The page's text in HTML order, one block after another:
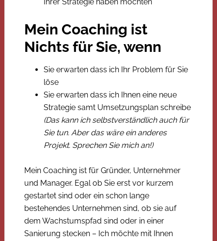
Mein Coaching ist
Nichts für Sie, wenn
Sie erwarten dass ich Ihr Problem für Sie
löse
Sie erwarten dass ich Ihnen eine neue
Strategie samt Umsetzungsplan schreibe
(Das kann ich selbstverständlich auch für
Sie tun. Aber das wäre ein anderes
Projekt. Sprechen Sie mich an!)
Mein Coaching ist für Gründer, Unternehmer
und Manager. Egal ob Sie erst vor kurzem
gestartet sind oder ein schon lange
bestehendes Unternehmen sind, ob sie auf
dem Wachstumspfad sind oder in einer
Sanierung stecken – Ich möchte mit Ihnen